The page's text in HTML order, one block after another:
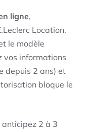
ligne,
Location.
le modèle
vos informations
depuis 2 ans) et
bloque le
2 à 3